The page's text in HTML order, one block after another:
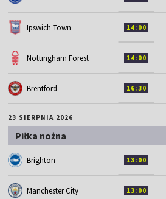
Ipswich Town 14:00
Nottingham Forest 14:00
Brentford 16:30
23 SIERPNIA 2026
Piłka nożna
Brighton 13:00
Manchester City 13:00